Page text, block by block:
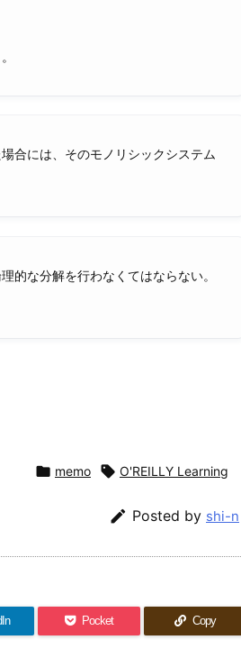
合には、そのモノリシックシステム
的な分解を行わなくてはならない。
 memo  O'REILLY Learning
 Posted by shi-n
Pocket Copy